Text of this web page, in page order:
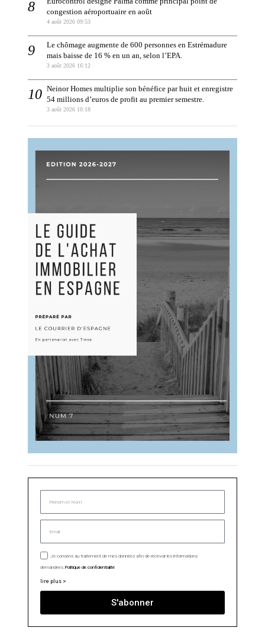
congestion aéroportuaire en août
4 août 2026 09:53
Le chômage augmente de 600 personnes en Estrémadure
mais baisse de 16 % en un an, selon l’EPA.
3 août 2026 16:12
Neinor Homes multiplie son bénéfice par huit et enregistre
54 millions d’euros de profit au premier semestre.
3 août 2026 10:18
Je consens au traitement de mes données afin de recevoir les informations
demandées.Politique de confidentialité
lire plus >
S'abonner